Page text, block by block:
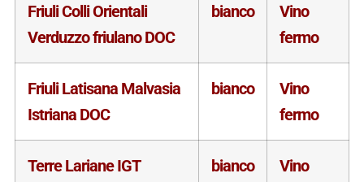
Friuli Colli Orientali
Verduzzo friulano DOC
bianco
Vino
fermo
Friuli Latisana Malvasia
Istriana DOC
bianco
Vino
fermo
Terre Lariane IGT
bianco
Vino